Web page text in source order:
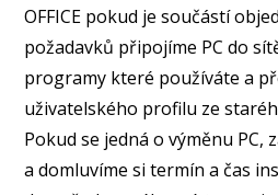
OFFICE pokud je součástí
požadavků připojíme PC do
programy které používáte a
uživatelského profilu ze
Pokud se jedná o výměnu PC,
a domluvíme si termín a čas